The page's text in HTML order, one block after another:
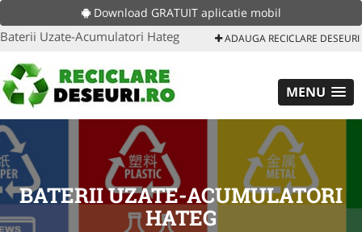
Download GRATUIT aplicatie mobil
Baterii Uzate-Acumulatori Hateg ADAUGA RECICLARE DESEURI
MENU
BATERII UZATE-ACUMULATORI
HATEG